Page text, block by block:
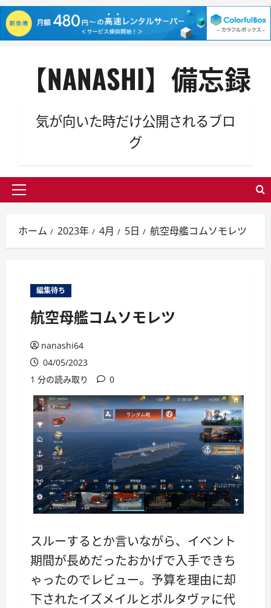
【NANASHI】備忘録
気が向いた時だけ公開されるブロ
グ
メ
ン
メ
ホーム 2023年 4月 5日 航空母艦コムソモレツ
編集待ち
航空母艦コムソモレツ
nanashi64
04/05/2023
1 分の読み取り
0
スルーするとか言いながら、イベント
期間が長めだったおかげで入手できち
ゃったのでレビュー。予算を理由に却
下されたイズメイルとポルタヴァに代